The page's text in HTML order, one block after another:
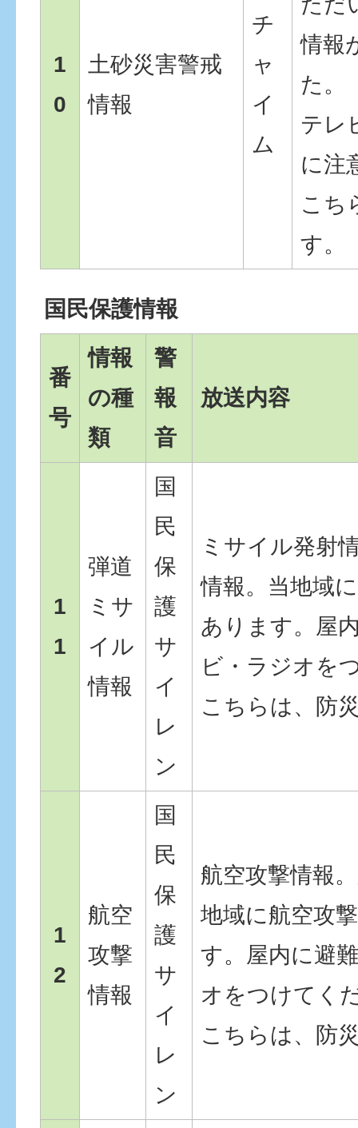
1
0
土砂災害警戒
情報
チ
ャ
イ
ム
情報
た。
テレ
に注
こち
す。
国民保護情報
番
号
情報
の種
類
警
報
音
放送内容
1
1
弾道
ミサ
イル
情報
国
民
保
護
サ
イ
レ
ン
ミサイル発射
情報。当地域
あります。屋
ビ・ラジオを
こちらは、防
1
2
航空
攻撃
情報
国
民
保
護
サ
イ
レ
ン
航空攻撃情報
地域に航空攻
す。屋内に避
オをつけてく
こちらは、防